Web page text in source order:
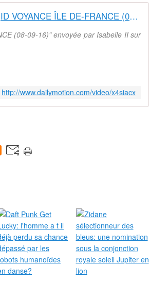
ID VOYANCE ÎLE DE-FRANCE (08-09-16)
(08-09-16)" envoyée par Isabelle II sur
http://www.dailymotion.com/video/x4siacx